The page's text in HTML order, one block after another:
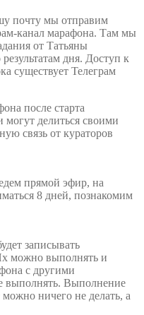
почту мы отправим
канал марафона. Там мы
от Татьяны
дня. Доступ к
существует Телеграм
после старта
могут делиться своими
связь от кураторов
прямой эфир, на
8 дней, познакомим
записывать
можно выполнять и
с другими
выполнять. Выполнение
ничего не делать, а